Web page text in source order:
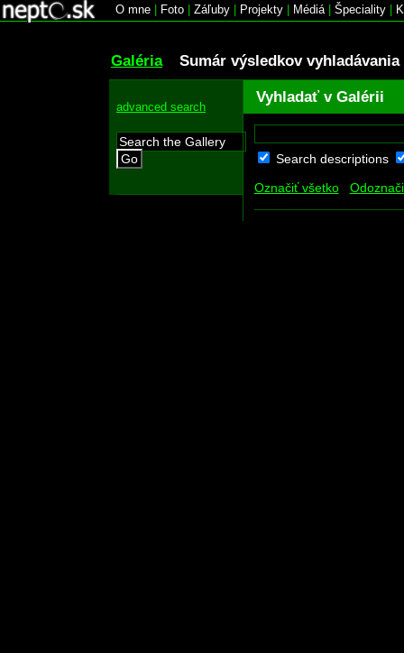
O mne Foto Záľuby Projekty Médiá| Špeciality
Galéria Sumár výsledkov vyhladávania
advanced search
Go
Vyhladať v Galérii
Search descriptions
Označiť všetko